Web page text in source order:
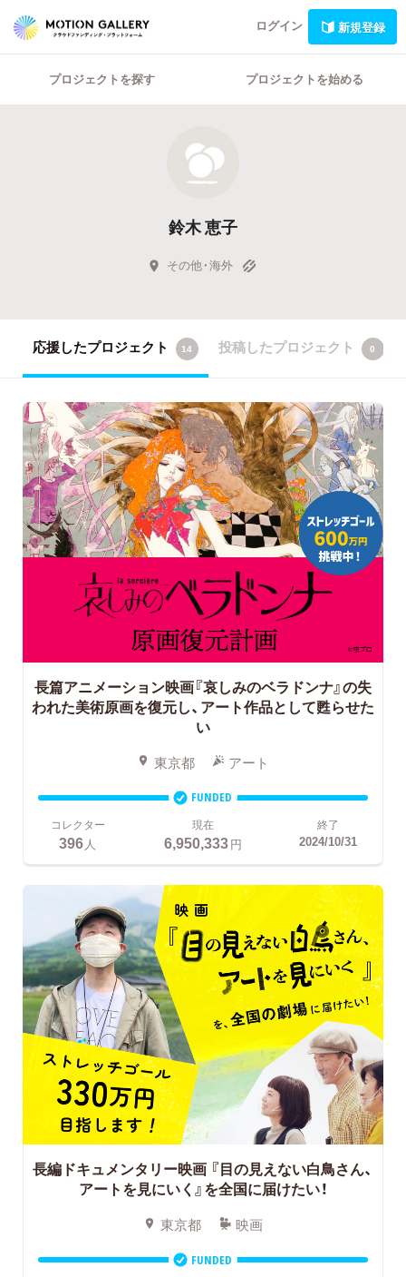
ログイン 新規登録
プロジェクトを探す プロジェクトを始める
鈴木 恵子
その他・海外
応援したプロジェクト 14 投稿したプロジェクト 0
長篇アニメーション映画『哀しみのベラドンナ』の失
われた美術原画を復元し、アート作品として甦らせた
い
東京都 アート
FUNDED
コレクター
396 人
現在
6,950,333円
終了
2024/10/31
長編ドキュメンタリー映画 『目の見えない白鳥さん、
アートを見にいく』を全国に届けたい！
東京都 映画
FUNDED